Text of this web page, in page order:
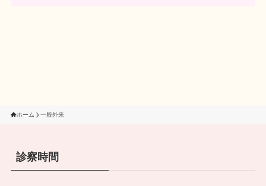
ホーム 一般外来
診察時間